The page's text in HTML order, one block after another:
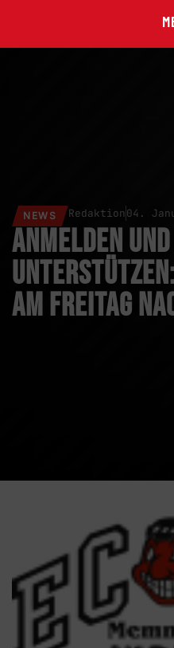
NEWS Redaktion04.
Anmelden
unterstützen:
am Freitag